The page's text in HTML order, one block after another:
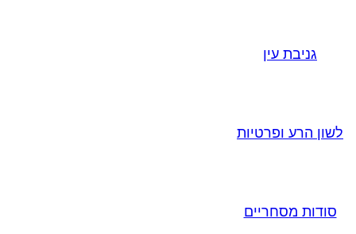
גניבת עין
לשון הרע ופרטיות
סודות מסחריים